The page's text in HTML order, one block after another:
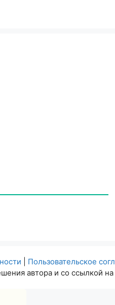
Пользовательское
автора и со ссылкой на